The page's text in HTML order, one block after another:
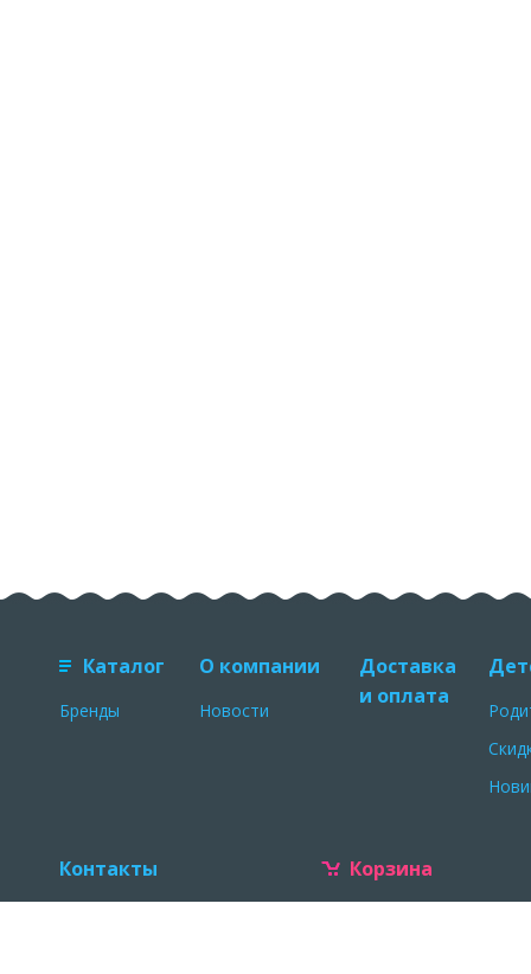
Каталог
Бренды
О компании
Новости
Доставка
и оплата
Контакты Корзина